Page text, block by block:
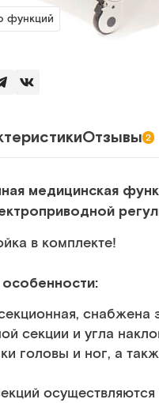
функций
Отзывы 2
медицинская
в комплекте!
снабжена
секции и угла
головы и ног, а